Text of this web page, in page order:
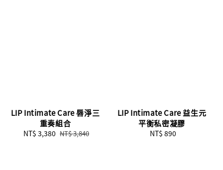
LIP Intimate Care 唇淨三
重奏組合
Sale
NT$ 3,380 Regular
NT$ 3,840
LIP Intimate Care 益生元
平衡私密凝膠
Regular
NT$ 890